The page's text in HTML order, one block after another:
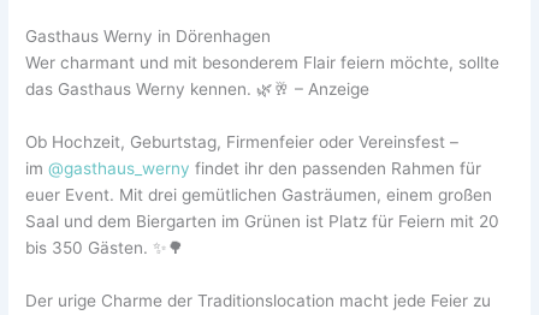
Gasthaus Werny in Dörenhagen
Wer charmant und mit besonderem Flair feiern möchte, sollte
das Gasthaus Werny kennen. 🌿🥂 – Anzeige
Ob Hochzeit, Geburtstag, Firmenfeier oder Vereinsfest –
im@gasthaus_werny findet ihr den passenden Rahmen für
euer Event. Mit drei gemütlichen Gasträumen, einem großen
Saal und dem Biergarten im Grünen ist Platz für Feiern mit 20
bis 350 Gästen. ✨🌳
Der urige Charme der Traditionslocation macht jede Feier zu